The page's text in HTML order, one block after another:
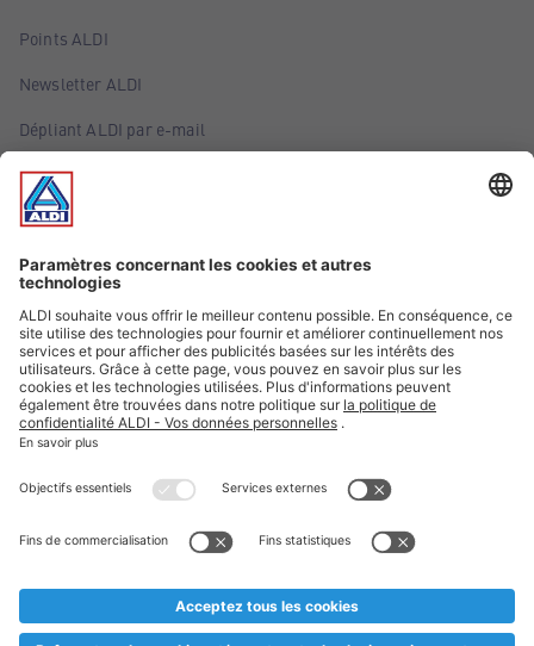
Points ALDI
Newsletter ALDI
Dépliant ALDI par e-mail
Offres
Infos essentielles
Suivez ALDI Belgique
Textes marqués d'un astérisque et mentions légales
* Nous vendons ces articles temporairement et jusqu'à
au cas où, malgré le planning bien étudié, nous serions
prématurément en rupture de stock. Prix Recupel et TVA incl.
** Sur ce site, l’utilisation de la forme masculine a été adoptée